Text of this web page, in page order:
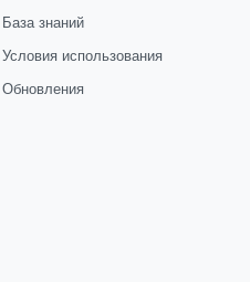
База знаний
Условия использования
Обновления